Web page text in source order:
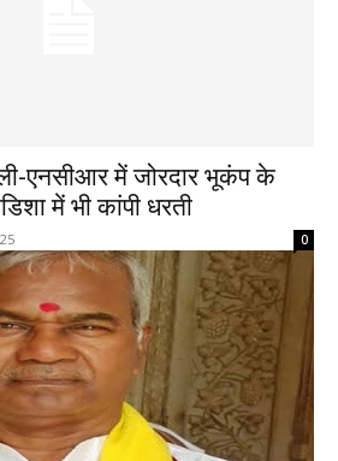
एनसीआर में जोरदार भूकंप के
में भी कांपी धरती
0